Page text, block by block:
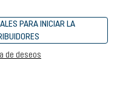
PARA INICIAR LA
de deseos